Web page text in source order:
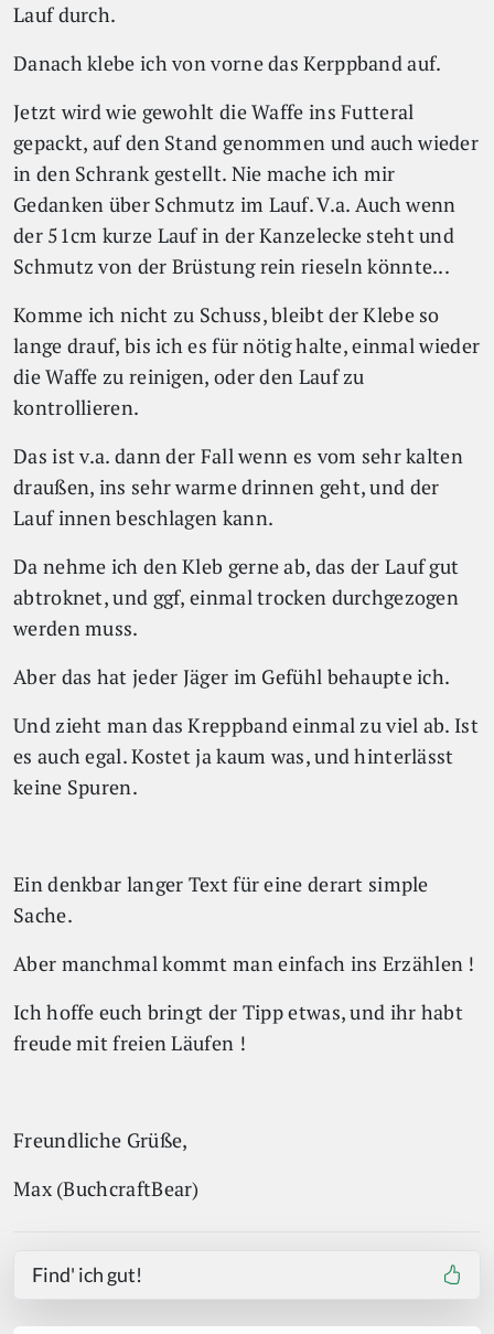
Lauf durch.
Danach klebe ich von vorne das Kerppband auf.
Jetzt wird wie gewohlt die Waffe ins Futteral
gepackt, auf den Stand genommen und auch wieder
in den Schrank gestellt. Nie mache ich mir
Gedanken über Schmutz im Lauf. V.a. Auch wenn
der 51cm kurze Lauf in der Kanzelecke steht und
Schmutz von der Brüstung rein rieseln könnte...
Komme ich nicht zu Schuss, bleibt der Klebe so
lange drauf, bis ich es für nötig halte, einmal wieder
die Waffe zu reinigen, oder den Lauf zu
kontrollieren.
Das ist v.a. dann der Fall wenn es vom sehr kalten
draußen, ins sehr warme drinnen geht, und der
Lauf innen beschlagen kann.
Da nehme ich den Kleb gerne ab, das der Lauf gut
abtroknet, und ggf, einmal trocken durchgezogen
werden muss.
Aber das hat jeder Jäger im Gefühl behaupte ich.
Und zieht man das Kreppband einmal zu viel ab. Ist
es auch egal. Kostet ja kaum was, und hinterlässt
keine Spuren.
Ein denkbar langer Text für eine derart simple
Sache.
Aber manchmal kommt man einfach ins Erzählen !
Ich hoffe euch bringt der Tipp etwas, und ihr habt
freude mit freien Läufen !
Freundliche Grüße,
Max (BuchcraftBear)
Find' ich gut!